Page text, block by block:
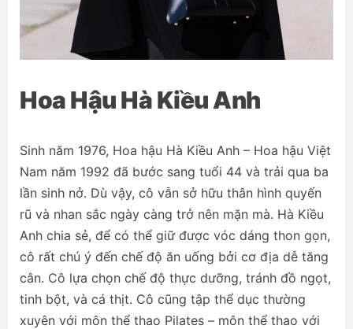
Hoa Hậu Hà Kiều Anh
Sinh năm 1976, Hoa hậu Hà Kiều Anh – Hoa hậu Việt
Nam năm 1992 đã bước sang tuổi 44 và trải qua ba
lần sinh nở. Dù vậy, cô vẫn sở hữu thân hình quyến
rũ và nhan sắc ngày càng trở nên mặn mà. Hà Kiều
Anh chia sẻ, để có thể giữ được vóc dáng thon gọn,
cô rất chú ý đến chế độ ăn uống bởi cơ địa dễ tăng
cân. Cô lựa chọn chế độ thực dưỡng, tránh đồ ngọt,
tinh bột, và cá thịt. Cô cũng tập thể dục thường
xuyên với môn thể thao Pilates – môn thể thao với